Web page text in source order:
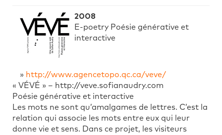
2008
E-poetry Poésie générative et
interactive
» http://www.agencetopo.qc.ca/veve/
« VÉVÉ » – http://veve.sofianaudry.com
Poésie générative et interactive
Les mots ne sont qu’amalgames de lettres. C’est la
relation qui associe les mots entre eux qui leur
donne vie et sens. Dans ce projet, les visiteurs